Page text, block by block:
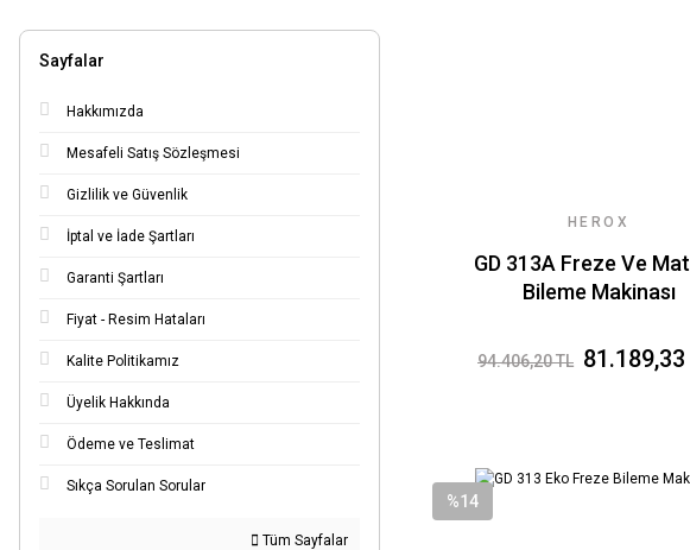
Sayfalar
Hakkımızda
Mesafeli Satış Sözleşmesi
Gizlilik ve Güvenlik
İptal ve İade Şartları
Garanti Şartları
Fiyat - Resim Hataları
Kalite Politikamız
Üyelik Hakkında
Ödeme ve Teslimat
Sıkça Sorulan Sorular
Tüm Sayfalar
HEROX
GD 313A Freze Ve
Bileme Makinası
94.406,20 TL
%14